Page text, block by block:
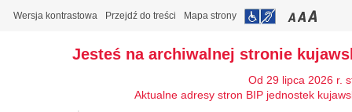
Wersja kontrastowa Przejdź do treści Mapa strony
Jesteś na archiwalnej stronie
Od 29 lipca 2026 r.
Aktualne adresy stron BIP jednostek